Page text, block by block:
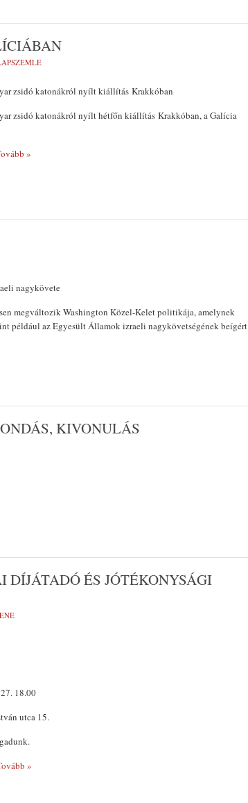
zsidó katonákról nyílt kiállítás Krakkóban
zsidó katonákról nyílt hétfőn kiállítás Krakkóban, a Galícia
»
nagykövete
megváltozik Washington Közel-Kelet politikája, amelynek
például az Egyesült Államok izraeli nagykövetségének beígért
KIVONULÁS
ÉS JÓTÉKONYSÁGI
18.00
utca 15.
»